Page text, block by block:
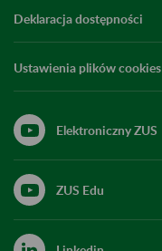
Deklaracja dostępności
Ustawienia plików cookies
Elektroniczny ZUS
ZUS Edu